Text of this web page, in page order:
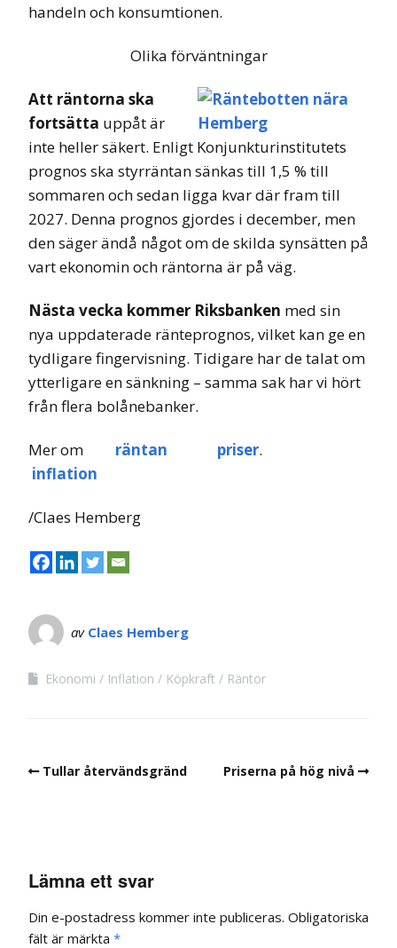
handeln och konsumtionen.
Olika förväntningar
Att räntorna ska
fortsätta uppåt är
inte heller säkert. Enligt Konjunkturinstitutets
prognos ska styrräntan sänkas till 1,5 % till
sommaren och sedan ligga kvar där fram till
2027. Denna prognos gjordes i december, men
den säger ändå något om de skilda synsätten på
vart ekonomin och räntorna är på väg.
Nästa vecka kommer Riksbanken med sin
nya uppdaterade ränteprognos, vilket kan ge en
tydligare fingervisning. Tidigare har de talat om
ytterligare en sänkning – samma sak har vi hört
från flera bolånebanker.
Mer om räntan priser.
inflation
/Claes Hemberg
av Claes Hemberg
Ekonomi Inflation Köpkraft Räntor
Tullar återvändsgränd Priserna på hög nivå
Lämna ett svar
Din e-postadress kommer inte publiceras. Obligatoriska
fält är märkta *